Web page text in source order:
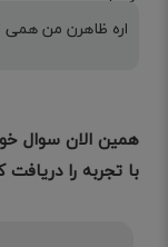
اره ظاهرن من
با تجربه را دریافت